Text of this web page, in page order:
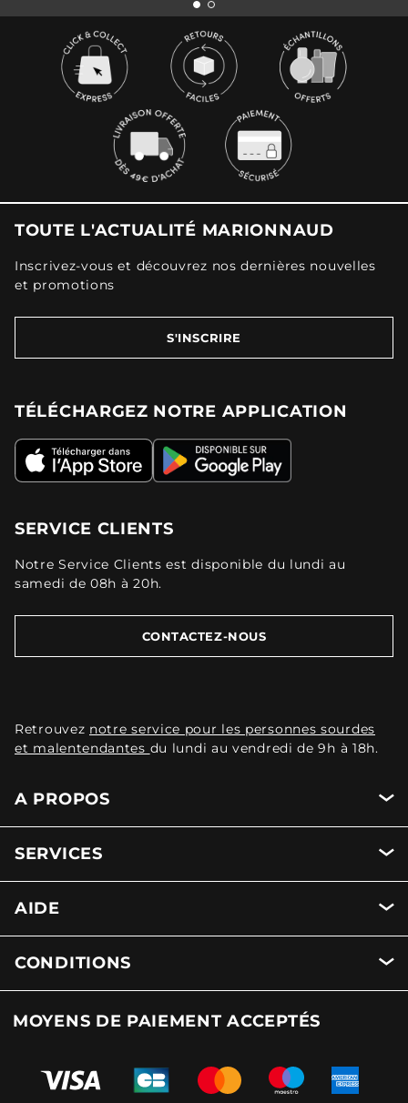
TOUTE L'ACTUALITÉ MARIONNAUD
Inscrivez-vous et découvrez nos dernières nouvelles
et promotions
S'INSCRIRE
TÉLÉCHARGEZ NOTRE APPLICATION
SERVICE CLIENTS
Notre Service Clients est disponible du lundi au
samedi de 08h à 20h.
CONTACTEZ-NOUS
Retrouvez notre service pour les personnes sourdes
et malentendantes du lundi au vendredi de 9h à 18h.
A PROPOS
SERVICES
AIDE
CONDITIONS
MOYENS DE PAIEMENT ACCEPTÉS